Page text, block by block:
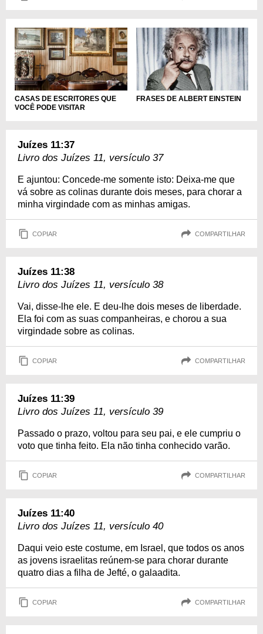
CASAS DE ESCRITORES QUE
VOCÊ PODE VISITAR
FRASES DE ALBERT EINSTEIN
Juízes 11:37
Livro dos Juízes 11, versículo 37
E ajuntou: Concede-me somente isto: Deixa-me que
vá sobre as colinas durante dois meses, para chorar a
minha virgindade com as minhas amigas.
COPIAR COMPARTILHAR
Juízes 11:38
Livro dos Juízes 11, versículo 38
Vai, disse-lhe ele. E deu-lhe dois meses de liberdade.
Ela foi com as suas companheiras, e chorou a sua
virgindade sobre as colinas.
COPIAR COMPARTILHAR
Juízes 11:39
Livro dos Juízes 11, versículo 39
Passado o prazo, voltou para seu pai, e ele cumpriu o
voto que tinha feito. Ela não tinha conhecido varão.
COPIAR COMPARTILHAR
Juízes 11:40
Livro dos Juízes 11, versículo 40
Daqui veio este costume, em Israel, que todos os anos
as jovens israelitas reúnem-se para chorar durante
quatro dias a filha de Jefté, o galaadita.
COPIAR COMPARTILHAR